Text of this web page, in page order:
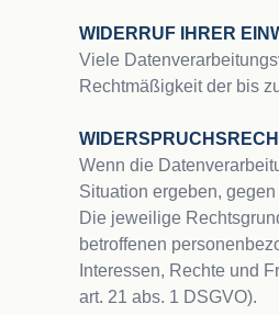
WIDERRUF IHRER
Viele
Rechtmäßigkeit der bis
Wenn die
Situation ergeben,
Die jeweilige
betroffenen
Interessen, Rechte und
art. 21 abs. 1 DSGVO).